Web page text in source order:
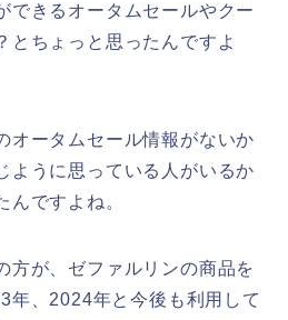
できるオータムセールやクー
とちょっと思ったんですよ
オータムセール情報がないか
ように思っている人がいるか
んですよね。
方が、ゼファルリンの商品を
年、2024年と今後も利用して